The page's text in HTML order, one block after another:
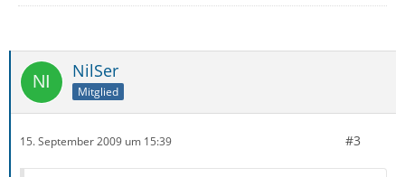
NilSer
Mitglied
15. September 2009 um 15:39 #3